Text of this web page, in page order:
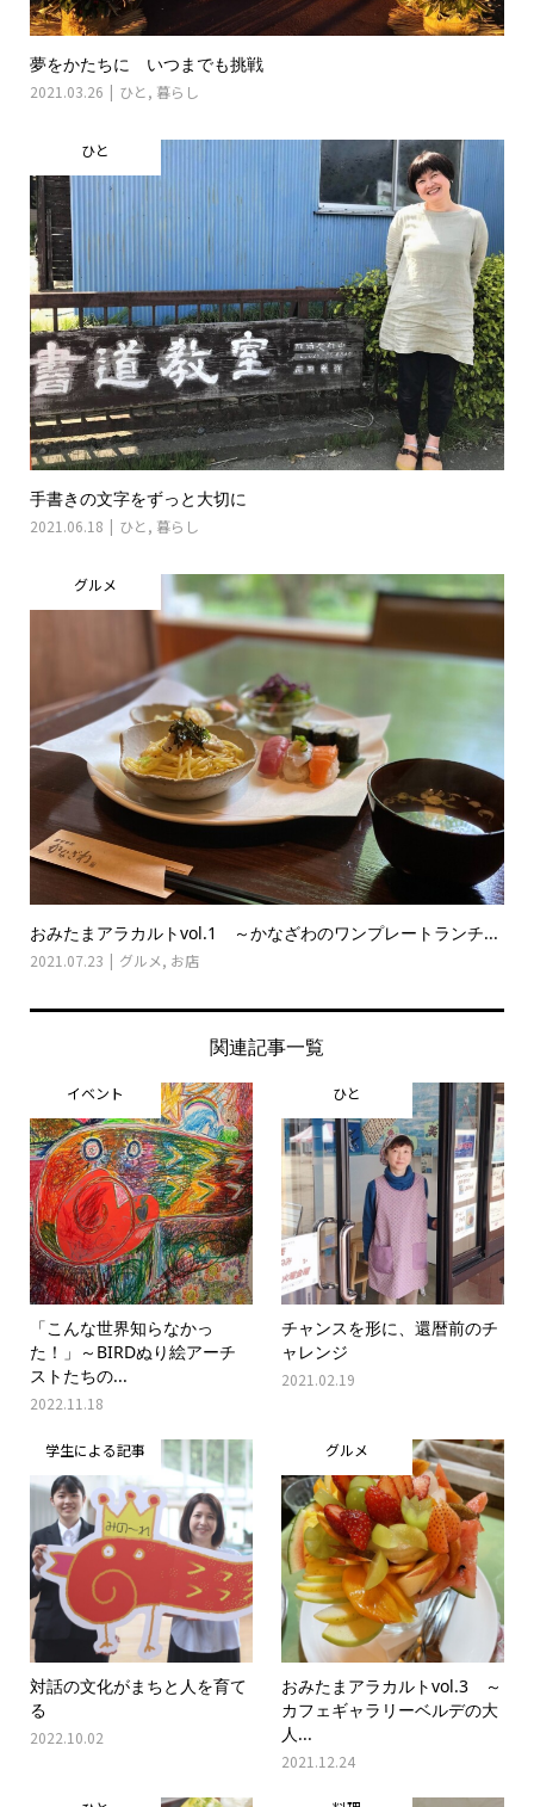
夢をかたちに いつまでも挑戦
2021.03.26 ひと , 暮らし
ひと
手書きの文字をずっと大切に
2021.06.18 ひと , 暮らし
グルメ
おみたまアラカルトvol.1 ～かなざわのワンプレートランチ...
2021.07.23 グルメ, お店
関連記事一覧
イベント
「こんな世界知らなかっ
た！」～BIRDぬり絵アーチ
ストたちの...
2022.11.18
ひと
チャンスを形に、還暦前のチ
ャレンジ
2021.02.19
学生による記事
対話の文化がまちと人を育て
る
2022.10.02
グルメ
おみたまアラカルトvol.3 ～
カフェギャラリーベルデの大
人...
2021.12.24